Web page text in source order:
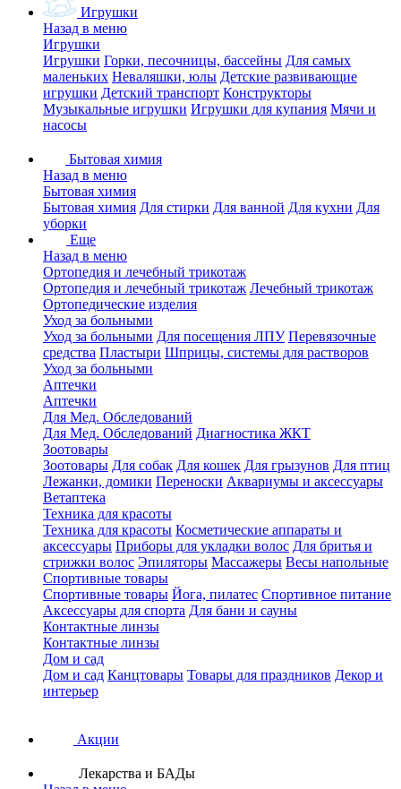
Игрушки
Назад в меню
Игрушки
Игрушки Горки, песочницы, бассейны Для самых
маленьких Неваляшки, юлы Детские развивающие
игрушки Детский транспорт Конструкторы
Музыкальные игрушки Игрушки для купания Мячи и
насосы
Бытовая химия
Назад в меню
Бытовая химия
Бытовая химия Для стирки Для ванной Для кухни Для
уборки
Еще
Назад в меню
Ортопедия и лечебный трикотаж
Ортопедия и лечебный трикотаж Лечебный трикотаж
Ортопедические изделия
Уход за больными
Уход за больными Для посещения ЛПУ Перевязочные
средства Пластыри Шприцы, системы для растворов
Уход за больными
Аптечки
Аптечки
Для Мед. Обследований
Для Мед. Обследований Диагностика ЖКТ
Зоотовары
Зоотовары Для собак Для кошек Для грызунов Для птиц
Лежанки, домики Переноски Аквариумы и аксессуары
Ветаптека
Техника для красоты
Техника для красоты Косметические аппараты и
аксессуары Приборы для укладки волос Для бритья и
стрижки волос Эпиляторы Массажеры Весы напольные
Спортивные товары
Спортивные товары Йога, пилатес Спортивное питание
Аксессуары для спорта Для бани и сауны
Контактные линзы
Контактные линзы
Дом и сад
Дом и сад Канцтовары Товары для праздников Декор и
интерьер
Акции
Лекарства и БАДы